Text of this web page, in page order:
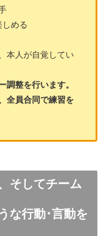
手
める
本人が自覚してい
整を行います。
全員合同で練習を
そしてチーム
な行動･言動を